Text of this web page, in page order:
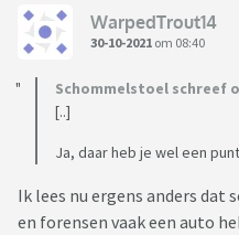
WarpedTrout14
30-10-2021 om 08:40
Schommelstoel schreef
[..]
Ja, daar heb je wel een
Ik lees nu ergens anders dat
en forensen vaak een auto